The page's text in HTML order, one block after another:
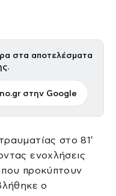
στα αποτελέσματα
στην Google
στο 81′
ενοχλήσεις
προκύπτουν
ο